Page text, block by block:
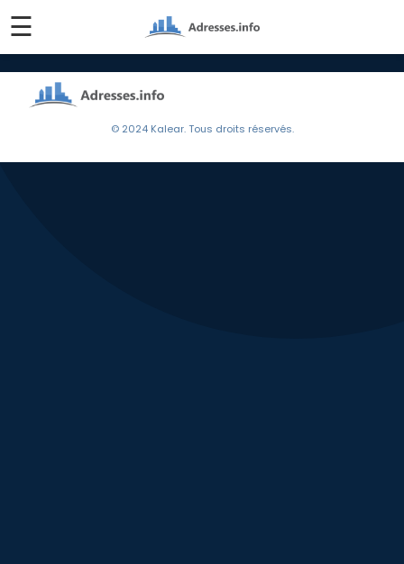
☰
© 2024 Kalear. Tous droits réservés.